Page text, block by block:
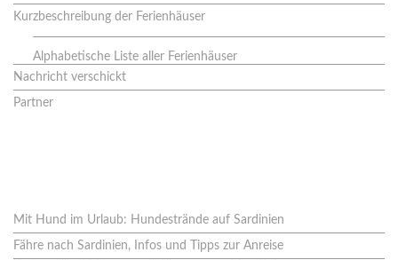
Kurzbeschreibung der Ferienhäuser
Alphabetische Liste aller Ferienhäuser
Nachricht verschickt
Partner
Mit Hund im Urlaub: Hundestrände auf Sardinien
Fähre nach Sardinien, Infos und Tipps zur Anreise